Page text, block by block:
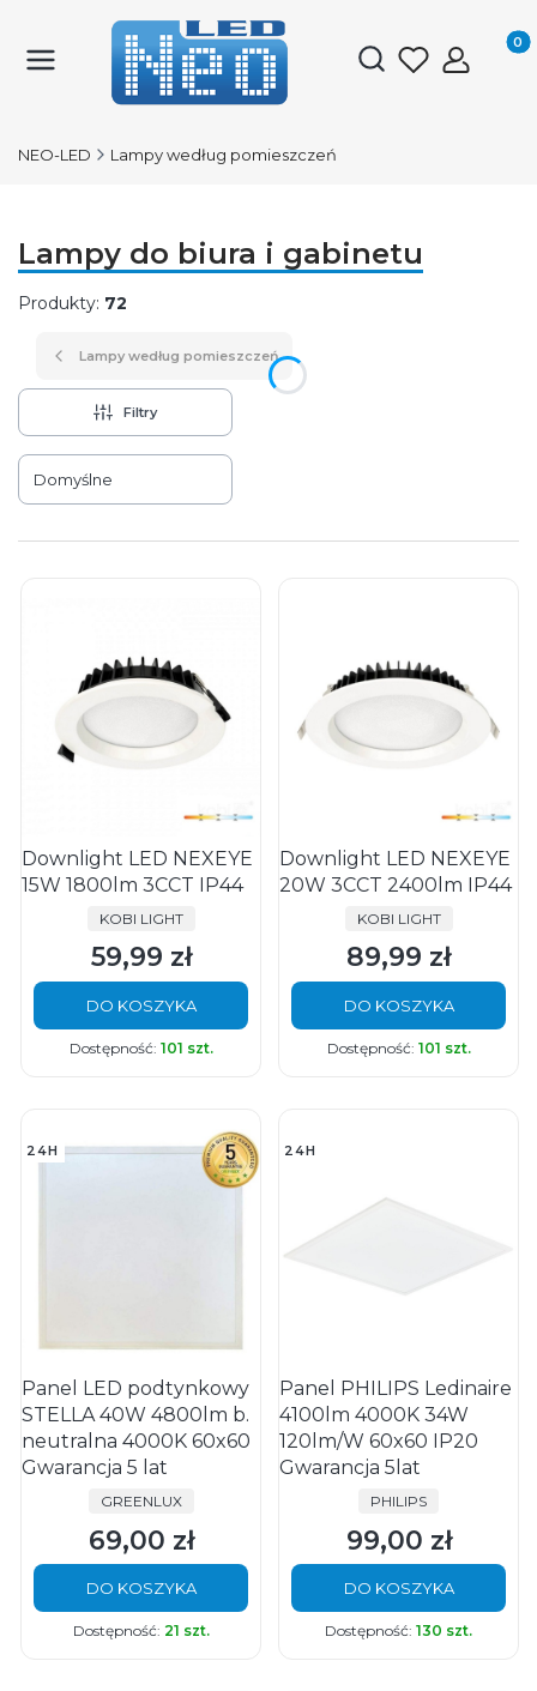
Otwórz
NEO-LED Lampy według pomieszczeń
Lampy do biura i gabinetu
Produkty: 72
Lampy według pomieszczeń
Filtry
Lista produktów
Domyślne
Downlight LED NEXEYE
15W 1800lm 3CCT IP44
PRODUCENT
KOBI LIGHT
Cena
59,99 zł
DO KOSZYKA
Dostępność: 101 szt.
Downlight LED NEXEYE
20W 3CCT 2400lm IP44
PRODUCENT
KOBI LIGHT
Cena
89,99 zł
DO KOSZYKA
Dostępność: 101 szt.
24H
Panel LED podtynkowy
STELLA 40W 4800lm b.
neutralna 4000K 60x60
Gwarancja 5 lat
PRODUCENT
GREENLUX
Cena
69,00 zł
DO KOSZYKA
Dostępność: 21 szt.
24H
Panel PHILIPS Ledinaire
4100lm 4000K 34W
120lm/W 60x60 IP20
Gwarancja 5lat
PRODUCENT
PHILIPS
Cena
99,00 zł
DO KOSZYKA
Dostępność: 130 szt.